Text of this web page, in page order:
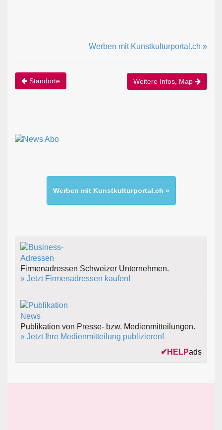
Werben mit Kunstkulturportal.ch »
Standorte Weitere Infos, Map
Werben mit Kunstkulturportal.ch »
Firmenadressen Schweizer Unternehmen.
» Jetzt Firmenadressen kaufen!
Publikation von Presse- bzw. Medienmitteilungen.
» Jetzt Ihre Medienmitteilung publizieren!
✔ HELPads